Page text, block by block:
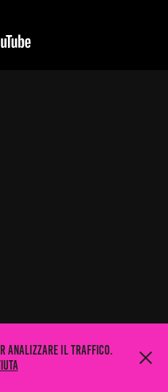
analizzare il traffico.